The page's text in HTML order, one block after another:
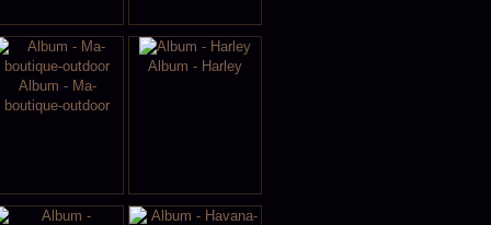
Album - Ma-
boutique-outdoor
Album - Harley